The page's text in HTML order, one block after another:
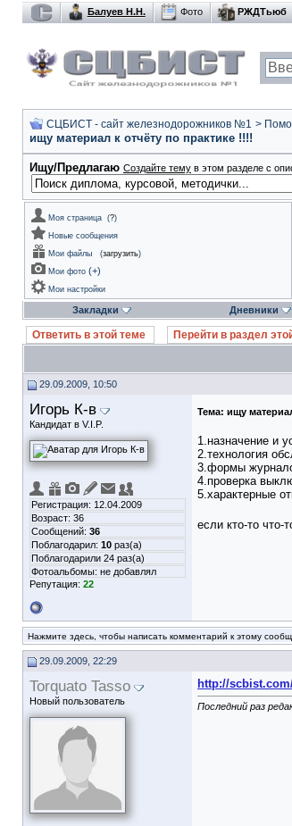
Балуев Н.Н. Фото РЖДТьюб
СЦБИСТ - сайт железнодорожников №1 >
ищу материал к отчёту по практике !!!!
Ищу/Предлагаю Создайте тему в этом разделе с
Моя страница (?)
Новые сообщения
Мои файлы
(загрузить)
Мои фото (+)
Мои настройки
Закладки Дневники
Ответить в этой теме Перейти в раздел
29.09.2009, 10:50
Игорь К-в
Кандидат в V.I.P.
Регистрация: 12.04.2009
Возраст: 36
Сообщений: 36
Поблагодарил: 10 раз(а)
Поблагодарили 24 раз(а)
Фотоальбомы: не добавлял
Репутация: 22
Тема: ищу
1.назначение и
2.технология
3.формы
4.проверка
5.характерные
если кто-то что-
Нажмите здесь, чтобы написать комментарий к этому
29.09.2009, 22:29
Torquato Tasso
Новый пользователь
http://
Последний раз